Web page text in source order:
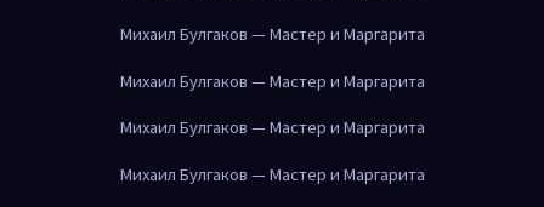
Михаил Булгаков — Мастер и Маргарита
Михаил Булгаков — Мастер и Маргарита
Михаил Булгаков — Мастер и Маргарита
Михаил Булгаков — Мастер и Маргарита